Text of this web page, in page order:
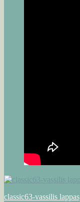
classic63-vassilis lappas